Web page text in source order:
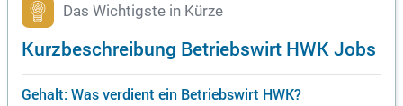
Das Wichtigste in Kürze
Kurzbeschreibung Betriebswirt HWK Jobs
Gehalt: Was verdient ein Betriebswirt HWK?